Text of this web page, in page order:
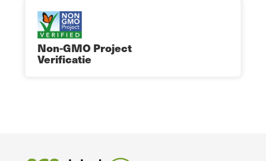
Non-GMO Project
Verificatie